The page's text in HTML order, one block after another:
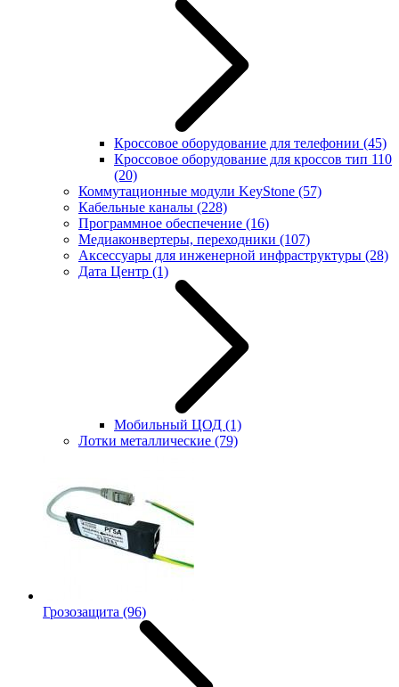
Кроссовое оборудование для телефонии (45)
Кроссовое оборудование для кроссов тип 110
(20)
Коммутационные модули KeyStone (57)
Кабельные каналы (228)
Программное обеспечение (16)
Медиаконвертеры, переходники (107)
Аксессуары для инженерной инфраструктуры (28)
Дата Центр (1)
Мобильный ЦОД (1)
Лотки металлические (79)
Грозозащита (96)